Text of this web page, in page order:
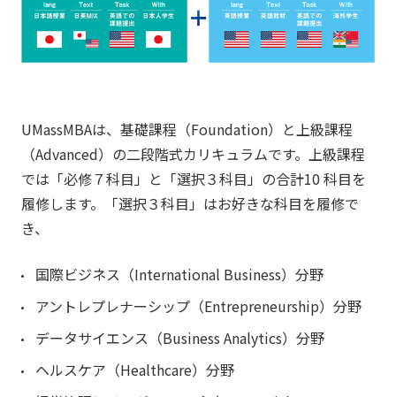
UMassMBAは、基礎課程（Foundation）と上級課程
（Advanced）の二段階式カリキュラムです。上級課程
では「必修７科目」と「選択３科目」の合計10 科目を
履修します。「選択３科目」はお好きな科目を履修で
き、
国際ビジネス（International Business）分野
アントレプレナーシップ（Entrepreneurship）分野
データサイエンス（Business Analytics）分野
ヘルスケア（Healthcare）分野